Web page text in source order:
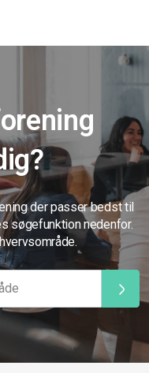
der passer bedst til
søgefunktion nedenfor.